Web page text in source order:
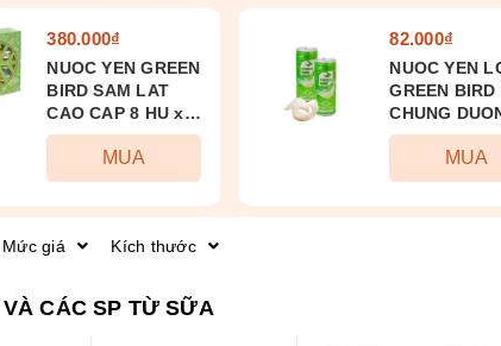
380.000₫
NUOC YEN GREEN
BIRD SAM LAT
CAO CAP 8 HU x
72G
MUA
82.000₫
NUOC YEN
GREEN BIRD
CHUNG
PHEN 5 LON
MUA
Mức giá Kích thước
CÁC SP TỪ SỮA